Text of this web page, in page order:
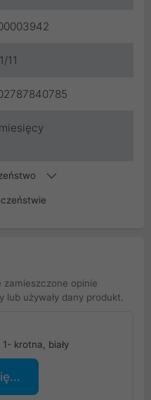
11
zamieszczone opinie
lub używały dany produkt.
krotna, biały